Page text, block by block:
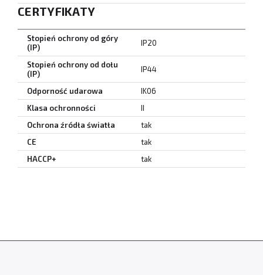
CERTYFIKATY
Stopień ochrony od góry
(IP)
IP20
Stopień ochrony od dołu
(IP)
IP44
Odporność udarowa
IK06
Klasa ochronności
II
Ochrona źródła światła
tak
CE
tak
HACCP+
tak